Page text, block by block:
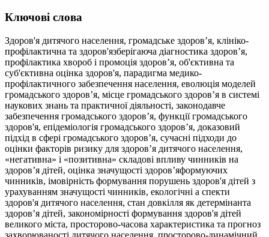
Ключові слова
Здоров'я дитячого населення, громадське здоров’я, клініко-
профілактична та здоров'язберігаюча діагностика здоров’я,
профілактика хвороб і промоція здоров’я, об'єктивна та
суб'єктивна оцінка здоров'я, парадигма медико-
профілактичного забезпечення населення, еволюція моделей
громадського здоров’я, місце громадського здоров’я в системі
наукових знань та практичної діяльності, законодавче
забезпечення громадського здоров’я, функції громадського
здоров'я, епідеміологія громадського здоров’я, доказовий
підхід в сфері громадського здоров’я, сучасні підходи до
оцінки факторів ризику для здоров’я дитячого населення,
«негативна» і «позитивна» складові впливу чинників на
здоров’я дітей, оцінка значущості здоров’яформуючих
чинників, імовірність формування порушень здоров'я дітей з
урахуванням значущості чинників, екологічні а спекти
здоров'я дитячого населення, стан довкілля як детермінанта
здоров’я дітей, закономірності формування здоров'я дітей
великого міста, просторово-часова характеристика та прогноз
захворюваності дитячого населення, просторово-динамічний